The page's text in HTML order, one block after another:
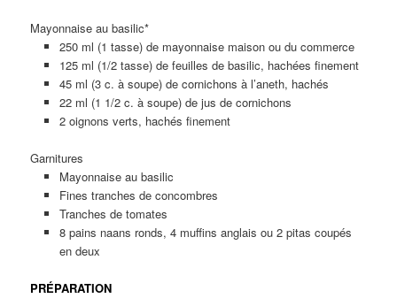
Mayonnaise au basilic*
250 ml (1 tasse) de mayonnaise maison ou du commerce
125 ml (1/2 tasse) de feuilles de basilic, hachées finement
45 ml (3 c. à soupe) de cornichons à l’aneth, hachés
22 ml (1 1/2 c. à soupe) de jus de cornichons
2 oignons verts, hachés finement
Garnitures
Mayonnaise au basilic
Fines tranches de concombres
Tranches de tomates
8 pains naans ronds, 4 muffins anglais ou 2 pitas coupés
en deux
PRÉPARATION